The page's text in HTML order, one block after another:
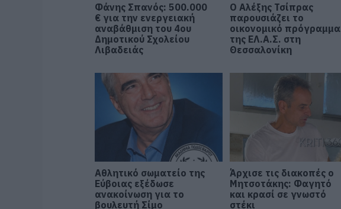
Φάνης Σπανός: 500.000
€ για την ενεργειακή
αναβάθμιση του 4ου
Δημοτικού Σχολείου
Λιβαδειάς
Ο Αλέξης Τσίπρας
παρουσιάζει το
οικονομικό πρόγραμμα
της ΕΛ.Α.Σ. στη
Θεσσαλονίκη
Αθλητικό σωματείο της
Εύβοιας εξέδωσε
ανακοίνωση για το
βουλευτή Σίμο
Άρχισε τις διακοπές ο
Μητσοτάκης: Φαγητό
και κρασί σε γνωστό
στέκι